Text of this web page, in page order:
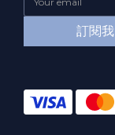
訂閱我